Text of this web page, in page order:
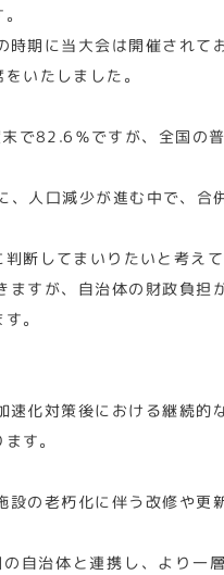
期に当大会は開催されて
いたしました。
で82.6％ですが、全国の
人口減少が進む中で、合
断してまいりたいと考えて
すが、自治体の財政負担
。
化対策後における継続的
す。
の老朽化に伴う改修や更
自治体と連携し、より一